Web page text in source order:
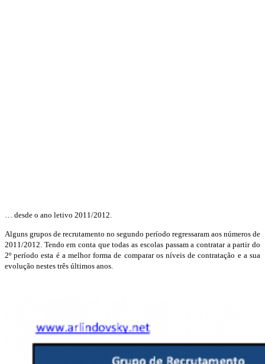
… desde o ano letivo 2011/2012.
Alguns grupos de recrutamento no segundo período regressaram aos números de
2011/2012. Tendo em conta que todas as escolas passam a contratar a partir do
2º período esta é a melhor forma de comparar os níveis de contratação e a sua
evolução nestes três últimos anos.